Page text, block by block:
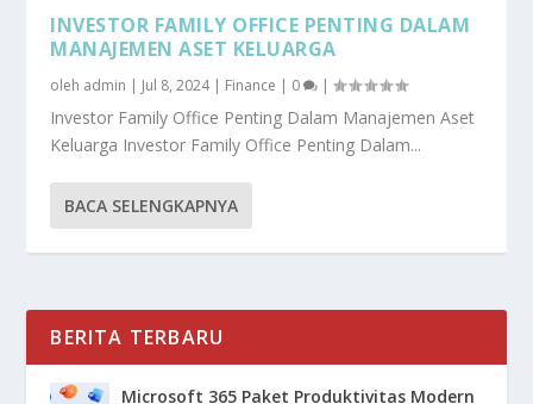
INVESTOR FAMILY OFFICE PENTING DALAM
MANAJEMEN ASET KELUARGA
oleh admin | Jul 8, 2024| Finance | 0 |
Investor Family Office Penting Dalam Manajemen Aset
Keluarga Investor Family Office Penting Dalam...
BACA SELENGKAPNYA
BERITA TERBARU
Microsoft 365 Paket Produktivitas Modern